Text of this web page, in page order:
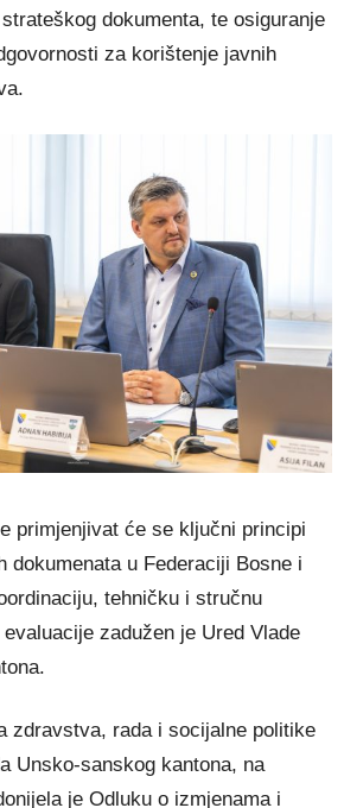
dokumenta, te osiguranje
za korištenje javnih
primjenjivat će se ključni principi
dokumenata u Federaciji Bosne i
tehničku i stručnu
zadužen je Ured Vlade
zdravstva, rada i socijalne politike
Unsko-sanskog kantona, na
je Odluku o izmjenama i